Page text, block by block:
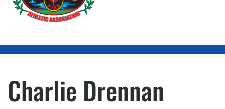
Charlie Drennan